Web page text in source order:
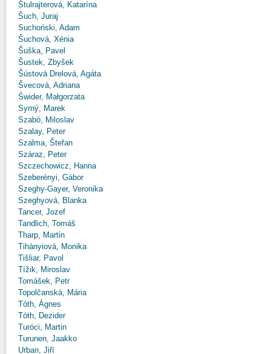
Štulrajterová, Katarína
Šuch, Juraj
Suchoński, Adam
Šuchová, Xénia
Šuška, Pavel
Šustek, Zbyšek
Šústová Drelová, Agáta
Švecová, Adriana
Świder, Małgorzata
Syrný, Marek
Szabó, Miloslav
Szalay, Peter
Szalma, Štefan
Száraz, Peter
Szczechowicz, Hanna
Szeberényi, Gábor
Szeghy-Gayer, Veronika
Szeghyová, Blanka
Tancer, Jozef
Tandlich, Tomáš
Tharp, Martin
Tihányiová, Monika
Tišliar, Pavol
Tížik, Miroslav
Tomášek, Petr
Topolčanská, Mária
Tóth, Ágnes
Tóth, Dezider
Turóci, Martin
Turunen, Jaakko
Urban, Jiří